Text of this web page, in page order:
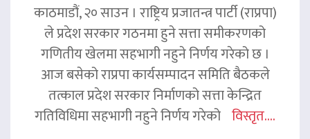
काठमाडौं, २० साउन । राष्ट्रिय प्रजातन्त्र पार्टी (राप्रपा)
ले प्रदेश सरकार गठनमा हुने सत्ता समीकरणको
गणितीय खेलमा सहभागी नहुने निर्णय गरेको छ ।
आज बसेको राप्रपा कार्यसम्पादन समिति बैठकले
तत्काल प्रदेश सरकार निर्माणको सत्ता केन्द्रित
गतिविधिमा सहभागी नहुने निर्णय गरेको विस्तृत....